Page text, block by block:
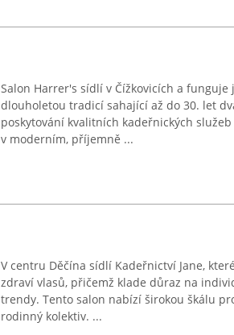
Salon Harrer's sídlí v Čížkovicích a
dlouholetou tradicí sahající až do 30. let
poskytování kvalitních kadeřnických
v moderním, příjemně ...
V centru Děčína sídlí Kadeřnictví Jane,
zdraví vlasů, přičemž klade důraz na
trendy. Tento salon nabízí širokou škálu
rodinný kolektiv. ...